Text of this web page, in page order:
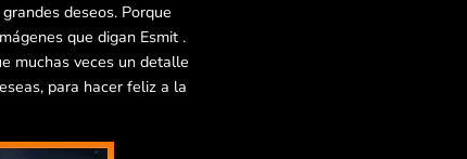
deseos. Porque
que digan Esmit .
muchas veces un detalle
para hacer feliz a la